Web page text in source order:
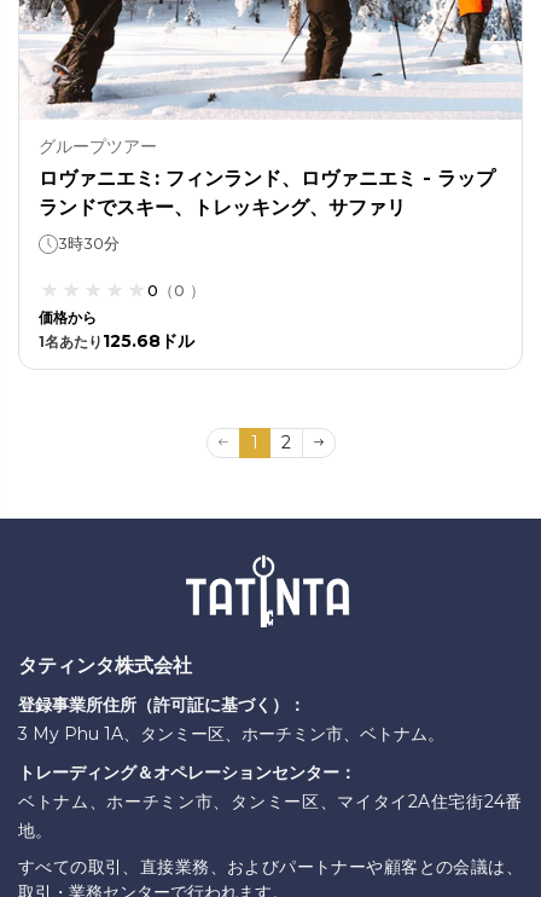
グループツアー
ロヴァニエミ: フィンランド、ロヴァニエミ - ラップ
ランドでスキー、トレッキング、サファリ
3時30分
0 （0 ）
価格から
1名あたり 125.68ドル
1 2
タティンタ株式会社
登録事業所住所（許可証に基づく）：
3 My Phu 1A、タンミー区、ホーチミン市、ベトナム。
トレーディング＆オペレーションセンター：
ベトナム、ホーチミン市、タンミー区、マイタイ2A住宅街24番
地。
すべての取引、直接業務、およびパートナーや顧客との会議は、
取引・業務センターで行われます。